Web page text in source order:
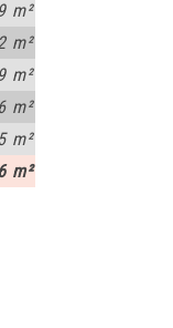
m²
m²
m²
m²
m²
m²